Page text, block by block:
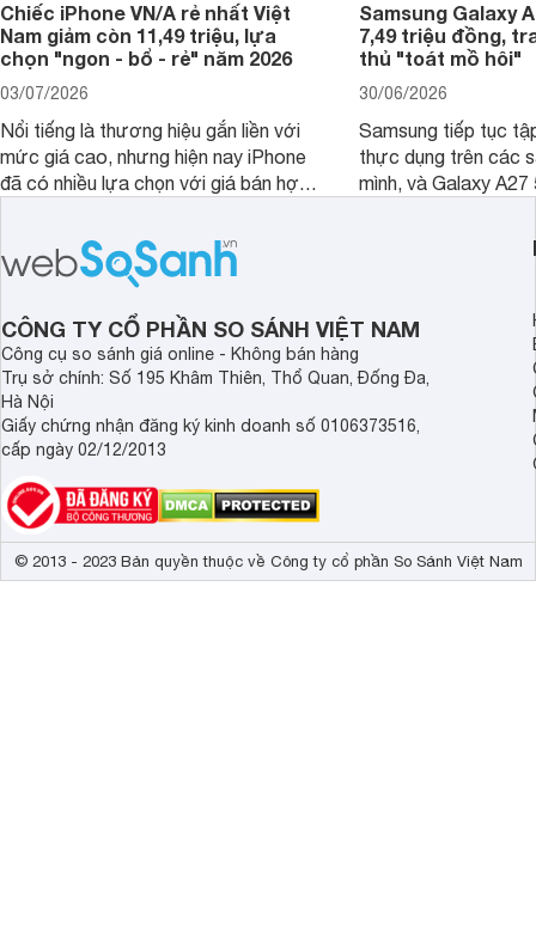
Chiếc iPhone VN/A rẻ nhất Việt
Nam giảm còn 11,49 triệu, lựa
chọn "ngon - bổ - rẻ" năm 2026
03/07/2026
Nổi tiếng là thương hiệu gắn liền với
mức giá cao, nhưng hiện nay iPhone
đã có nhiều lựa chọn với giá bán hợp
cận sản phẩm chính hãng.
Samsung Galaxy
7,49 triệu đồng,
thủ "toát mồ hôi"
30/06/2026
Samsung tiếp tục
thực dụng trên các
mình, và Galaxy
tới cho người dùng
lượng với nhiều
CÔNG TY CỔ PHẦN SO SÁNH VIỆT NAM
Công cụ so sánh giá online - Không bán hàng
Trụ sở chính: Số 195 Khâm Thiên, Thổ Quan, Đống Đa,
Hà Nội
Giấy chứng nhận đăng ký kinh doanh số 0106373516,
cấp ngày 02/12/2013
© 2013 - 2023 Bản quyền thuộc về Công ty cổ phần So Sánh Việt Nam